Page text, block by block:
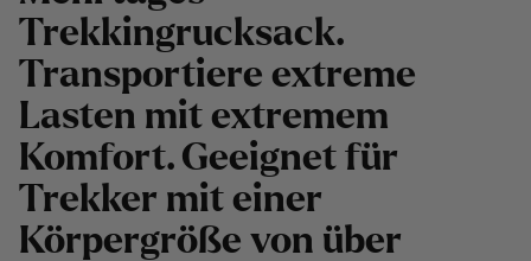
Trekkingrucksack.
Transportiere extreme
Lasten mit extremem
Komfort. Geeignet für
Trekker mit einer
Körpergröße von über